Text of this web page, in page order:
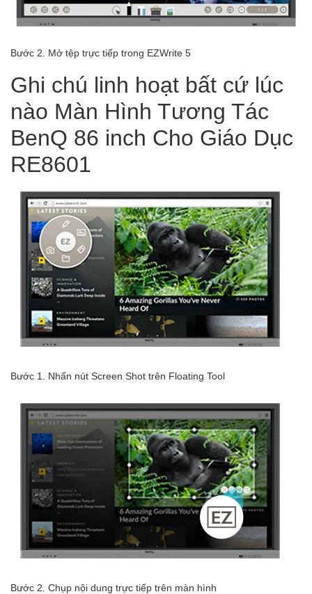
Bước 2. Mở tệp trực tiếp trong EZWrite 5
Ghi chú linh hoạt bất cứ lúc
nào Màn Hình Tương Tác
BenQ 86 inch Cho Giáo Dục
RE8601
Bước 1. Nhấn nút Screen Shot trên Floating Tool
Bước 2. Chụp nội dung trực tiếp trên màn hình